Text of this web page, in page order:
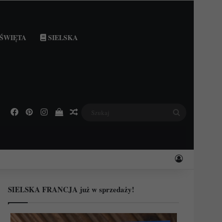
SIELSKA
Facebook
PinterestInstagramPodejrzyj swój koszyk
Losowy wpis
Zaloguj
SIELSKA FRANCJA już w sprzedaży!